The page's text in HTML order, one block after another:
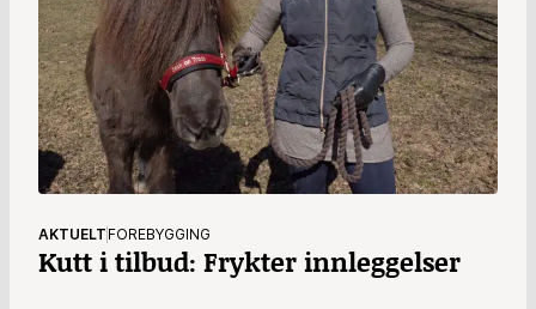
AKTUELT FOREBYGGING
Kutt i tilbud: Frykter innleggelser